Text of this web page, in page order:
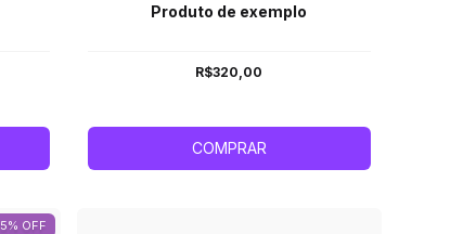
Produto de exemplo
R$320,00
COMPRAR
OFF